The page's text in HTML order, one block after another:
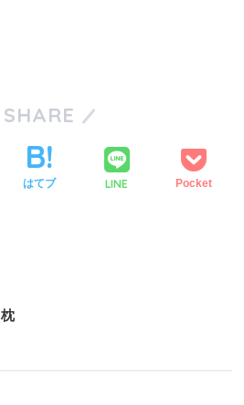
SHARE
はてブ LINE Pocket
枕